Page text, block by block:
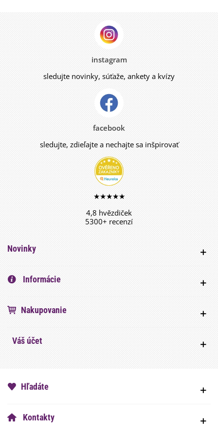
instagram
sledujte novinky, súťaže, ankety a kvízy
facebook
sledujte, zdieľajte a nechajte sa inšpirovať
★★★★★
4,8 hvězdiček
5300+ recenzí
Novinky
Informácie
Nakupovanie
Váš účet
Hľadáte
Kontakty